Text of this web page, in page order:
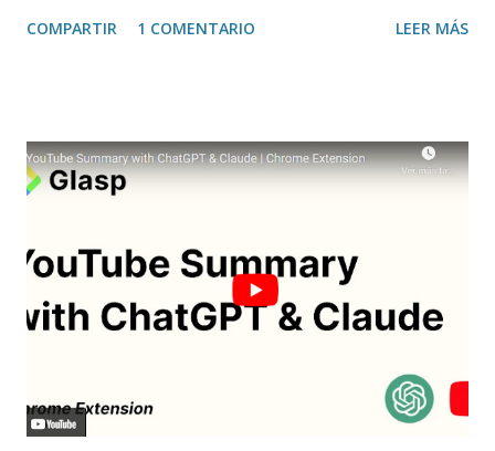
el creador de este portal. Descargar mp3
COMPARTIR 1 COMENTARIO LEER MÁS